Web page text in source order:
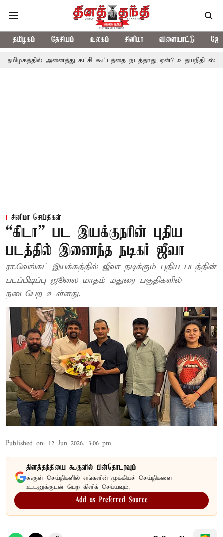
தமிழகம் தேசியம் உலகம் சினிமா விளையாட்டு
அனைத்து கட்சி கூட்டத்தை நடத்தாது ஏன்? உதயநிதி ஸ்டாலின் கேள்வி
சினிமா செய்திகள்
“கிடா” பட இயக்குநரின் புதிய
படத்தில் இணைந்த நடிகர் ஜீவா
ரா.வெங்கட் இயக்கத்தில் ஜீவா நடிக்கும் புதிய படத்தின்
படப்பிடிப்பு ஜூலை மாதம் மதுரை பகுதிகளில்
நடைபெற உள்ளது.
Published on: 12 Jun 2026, 3:06 pm
தினத்தந்தியை கூகுளில் பின்தொடரவும்
கூகுள் செய்திகளில் எங்களின் முக்கியச் செய்திகளை
உடனுக்குடன் பெற கிளிக் செய்யவும்.
Add as Preferred Source